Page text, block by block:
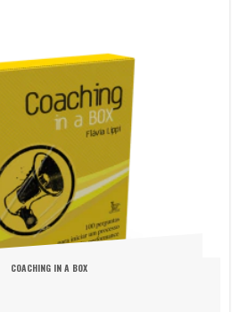
COACHING IN A BOX